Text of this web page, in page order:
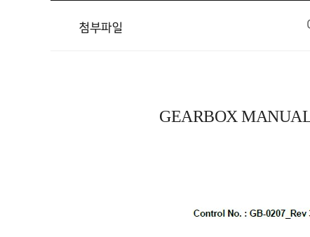
첨부파일
GEARBOX